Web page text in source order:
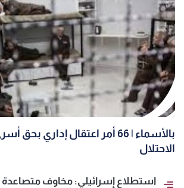
بالأسماء | 66 أمر اعتقال إداري
الاحتلال
استطلاع إسرائيلي: مخاوف متصاعدة